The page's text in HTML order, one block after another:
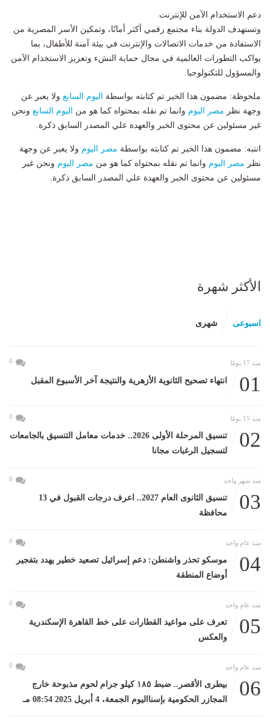
دعم الاستخدام الآمن للإنترنت
وتستهدف الدولة بناء مجتمع رقمي أكثر أمانًا، وتمكين الأسر المصرية من
الاستفادة من خدمات الاتصالات والإنترنت في بيئة آمنة للأطفال، بما
يواكب التطورات العالمية في مجال حماية النشء وتعزيز الاستخدام الآمن
والمسؤول للتكنولوجيا.
ملحوظة: مضمون هذا الخبر تم كتابته بواسطة اليوم السابع ولا يعبر عن
وجهة نظر مصر اليوم وانما تم نقله بمحتواه كما هو من اليوم السابع ونحن
غير مسئولين عن محتوى الخبر والعهدة علي المصدر السابق ذكرة.
انتبه: مضمون هذا الخبر تم كتابته بواسطة مصر اليوم ولا يعبر عن وجهة
نظر مصر اليوم وانما تم نقله بمحتواه كما هو من مصر اليوم ونحن غير
مسئولين عن محتوى الخبر والعهدة علي المصدر السابق ذكرة.
الأكثر شهرة
اسبوعى شهرى
منذ 17 يومًا 0
01 انتهاء تصحيح الثانوية الأزهرية والنتيجة آخر الأسبوع المقبل
منذ 15 يومًا 0
02
تنسيق المرحلة الأولى 2026.. خدمات معامل التنسيق بالجامعات
لتسجيل الرغبات مجانا
منذ شهر واحد 0
03
تنسيق الثانوى العام 2027.. اعرف درجات القبول في 13
محافظة
منذ عام واحد 0
04
موسكو تحذر واشنطن: دعم إسرائيل تصعيد خطير يهدد بتفجير
أوضاع المنطقة
منذ عام واحد 0
05
تعرف على مواعيد القطارات على خط القاهرة الإسكندرية
والعكس
منذ عام واحد 0
06
بيطرى الأقصر.. ضبط ١٨٥ كيلو جرام لحوم مذبوحة خارج
المجازر الحكومية بإسنااليوم الجمعة، 4 أبريل 2025 08:54 مـ